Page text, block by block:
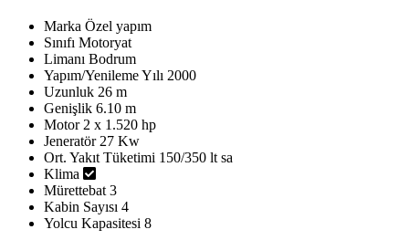
Marka Özel yapım
Sınıfı Motoryat
Limanı Bodrum
Yapım/Yenileme Yılı 2000
Uzunluk 26 m
Genişlik 6.10 m
Motor 2 x 1.520 hp
Jeneratör 27 Kw
Ort. Yakıt Tüketimi 150/350 lt sa
Klima
Mürettebat 3
Kabin Sayısı 4
Yolcu Kapasitesi 8